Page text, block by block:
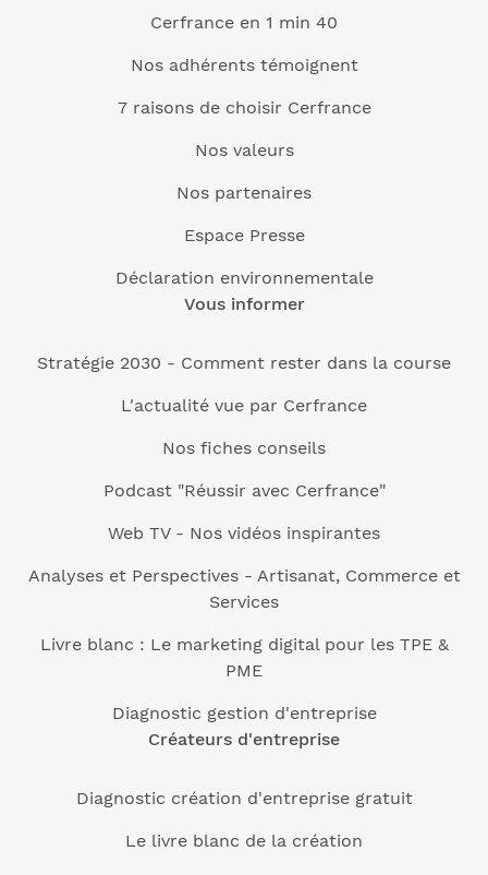
Cerfrance en 1 min 40
Nos adhérents témoignent
7 raisons de choisir Cerfrance
Nos valeurs
Nos partenaires
Espace Presse
Déclaration environnementale
Vous informer
Stratégie 2030 - Comment rester dans la course
L'actualité vue par Cerfrance
Nos fiches conseils
Podcast "Réussir avec Cerfrance"
Web TV - Nos vidéos inspirantes
Analyses et Perspectives - Artisanat, Commerce et
Services
Livre blanc : Le marketing digital pour les TPE &
PME
Diagnostic gestion d'entreprise
Créateurs d'entreprise
Diagnostic création d'entreprise gratuit
Le livre blanc de la création